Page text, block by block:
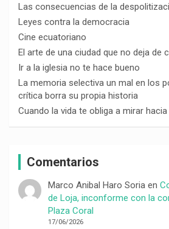
Las consecuencias de la
Leyes contra la democracia
Cine ecuatoriano
El arte de una ciudad que no deja de
Ir a la iglesia no te hace bueno
La memoria selectiva un mal en los
crítica borra su propia historia
Cuando la vida te obliga a mirar
Comentarios
Marco Anibal Haro Soriaen
de Loja, inconforme con la
Plaza Coral
17/06/2026